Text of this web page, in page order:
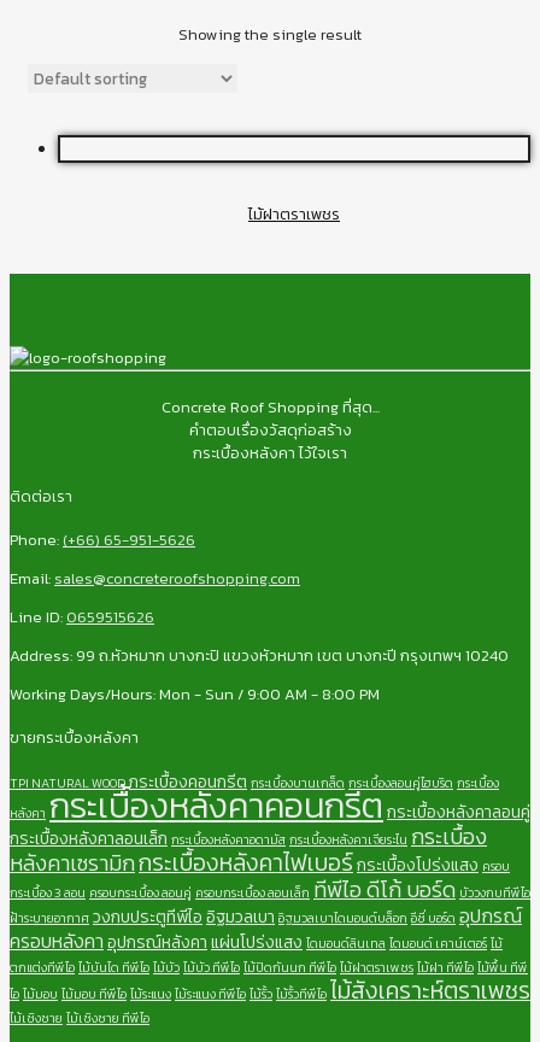
Showing the single result
ไม้ฝาตราเพชร
Concrete Roof Shopping ที่สุด...
คำตอบเรื่องวัสดุก่อสร้าง
กระเบื้องหลังคา ไว้ใจเรา
ติดต่อเรา
Phone: (+66) 65-951-5626
Email: sales@concreteroofshopping.com
Line ID: 0659515626
Address: 99 ถ.หัวหมาก บางกะปิ แขวงหัวหมาก เขต บางกะปี กรุงเทพฯ 10240
Working Days/Hours: Mon - Sun / 9:00 AM - 8:00 PM
ขายกระเบื้องหลังคา
TPI NATURAL WOODกระเบื้องคอนกรีต กระเบื้องบานเกล็ด กระเบื้องลอนคู่ไฮบริด กระเบื้อง
หลังคา กระเบื้องหลังคาคอนกรีตกระเบื้องหลังคาลอนคู่
กระเบื้องหลังคาลอนเล็ก กระเบื้องหลังคาอดามัสกระเบื้องหลังคาเจียระไน กระเบื้อง
หลังคาเซรามิกกระเบื้องหลังคาไฟเบอร์กระเบื้องโปร่งแสง ครอบ
กระเบื้อง 3 ลอน ครอบกระเบื้อง ลอนคู่ ครอบกระเบื้อง ลอนเล็ก ทีพีไอ ดีโก้ บอร์ด บัววงกบทีพีไอ
ฝ้าระบายอากาศวงกบประตูทีพีไออิฐมวลเบา อิฐมวลเบาไดมอนด์บล็อก อีซี่ บอร์ด อุปกรณ์
ครอบหลังคาอุปกรณ์หลังคาแผ่นโปร่งแสง ไดมอนด์ลินเทล ไดมอนด์ เคาน์เตอร์ไม้
ตกแต่งทีพีไอไม้บันได ทีพีไอไม้บัวไม้บัว ทีพีไอไม้ปิดกันนก ทีพีไอไม้ฝาตราเพชรไม้ฝา ทีพีไอไม้พื้น ทีพี
ไอไม้มอบ ไม้มอบ ทีพีไอไม้ระแนงไม้ระแนง ทีพีไอไม้รั้วไม้รั้วทีพีไอไม้สังเคราะห์ตราเพชร
ไม้เชิงชาย ไม้เชิงชาย ทีพีไอ